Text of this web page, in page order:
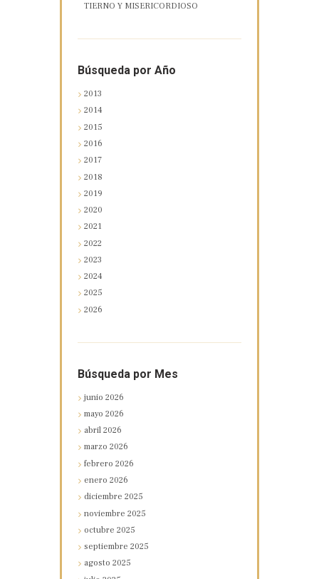
TIERNO Y MISERICORDIOSO
Búsqueda por Año
2013
2014
2015
2016
2017
2018
2019
2020
2021
2022
2023
2024
2025
2026
Búsqueda por Mes
junio2026
mayo2026
abril2026
marzo2026
febrero2026
enero2026
diciembre2025
noviembre2025
octubre2025
septiembre2025
agosto2025